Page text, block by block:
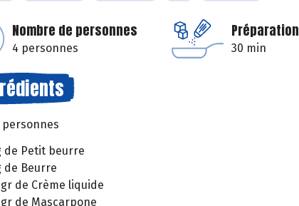
Nombre de personnes
4 personnes
Préparation
30 min
personnes
de Petit beurre
de Beurre
de Crème liquide
de Mascarpone